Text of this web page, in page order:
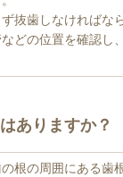
抜歯しなければな
どの位置を確認し
ありますか？
根の周囲にある歯